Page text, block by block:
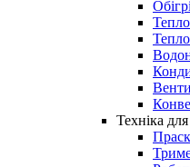
Техніка